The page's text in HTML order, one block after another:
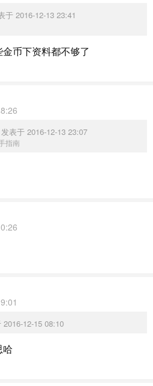
于 2016-12-13 23:41
币下资料都不够了
表于 2016-12-13 23:07
指南
12-15 08:10
哈